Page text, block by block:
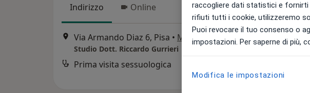
Indirizzo Online
Via Armando Diaz 6, Pisa • Mappa
Studio Dott. Riccardo Gurrieri
Prima visita sessuologica
raccogliere dati statistici e fornirti
rifiuti tutti i cookie, utilizzeremo
Puoi revocare il tuo consenso o
impostazioni. Per saperne di più,
Modifica le impostazioni